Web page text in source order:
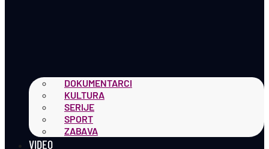
DOKUMENTARCI
KULTURA
SERIJE
SPORT
ZABAVA
VIDEO